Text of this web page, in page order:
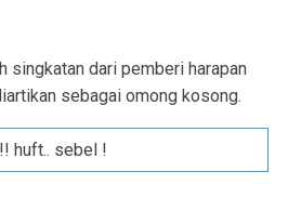
singkatan dari pemberi harapan
sebagai omong kosong.
huft.. sebel !